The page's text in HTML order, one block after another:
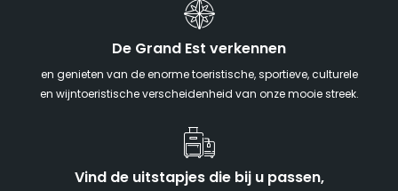
De Grand Est verkennen
en genieten van de enorme toeristische, sportieve, culturele
en wijntoeristische verscheidenheid van onze mooie streek.
Vind de uitstapjes die bij u passen,